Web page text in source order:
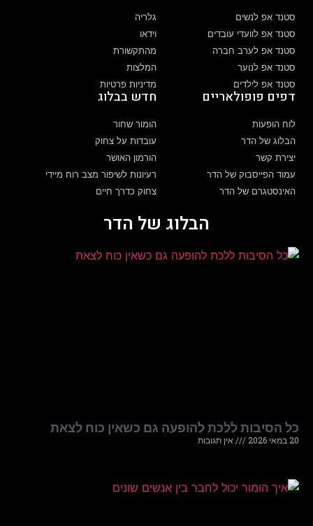
סטנד אפ לנשים
סטנד אפ לוועדי עובדים
סטנד אפ לערב חברה
סטנד אפ לנוער
סטנד אפ לילדים
גלריה
וידאו
מהתקשורת
המלצות
מדיניות פרטיות
דפים פופולאריים
לוח הופעות
הבלוג של הדר
יצירת קשר
עמוד הפייסבוק של הדר
האינסטגרם של הדר
חדש בבלוג
הומור שחור
עובדות על צחוק
הורמון האושר
רעיונות לשיפור מצב רוח מיידי
צחוק כדרך חיים
הבלוג של הדר
כל הסיבות ללכת להופעה גם כשאין כוח לצאת
20 במאי 2026 אין תגובות